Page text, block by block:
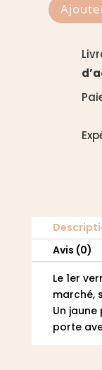
quantité
Avis (0)
Le 1er
marché,
Un jaune
porte